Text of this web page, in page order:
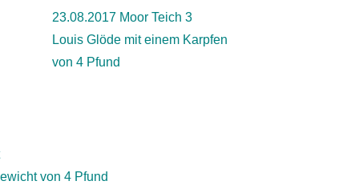
23.08.2017 Moor Teich 3
Louis Glöde mit einem Karpfen
von 4 Pfund
von 4 Pfund